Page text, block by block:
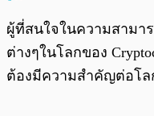
ผู้ที่สนใจในความสามา
ต่างๆในโลกของ
ต้องมีความสำคัญต่อโ